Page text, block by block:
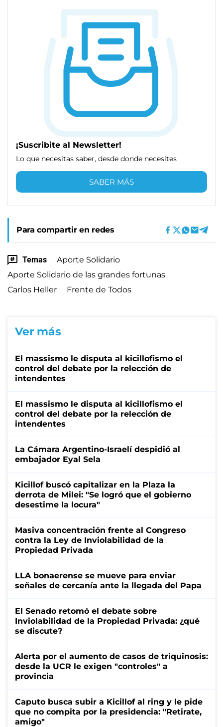
¡Suscribite al Newsletter!
Lo que necesitas saber, desde donde necesites
SABER MÁS
Para compartir en redes
Temas
Aporte Solidario
Aporte Solidario de las grandes fortunas
Carlos Heller
Frente de Todos
Ver más
El massismo le disputa al kicillofismo el
control del debate por la relección de
intendentes
El massismo le disputa al kicillofismo el
control del debate por la relección de
intendentes
La Cámara Argentino-Israelí despidió al
embajador Eyal Sela
Kicillof buscó capitalizar en la Plaza la
derrota de Milei: "Se logró que el gobierno
desestime la locura"
Masiva concentración frente al Congreso
contra la Ley de Inviolabilidad de la
Propiedad Privada
LLA bonaerense se mueve para enviar
señales de cercanía ante la llegada del Papa
El Senado retomó el debate sobre
Inviolabilidad de la Propiedad Privada: ¿qué
se discute?
Alerta por el aumento de casos de triquinosis:
desde la UCR le exigen "controles" a
provincia
Caputo busca subir a Kicillof al ring y le pide
que no compita por la presidencia: "Retirate,
amigo"